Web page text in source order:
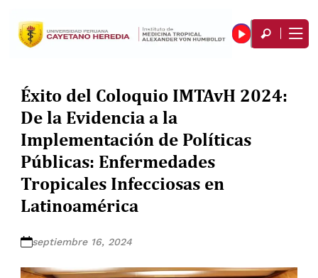
Éxito del Coloquio IMTAvH 2024:
De la Evidencia a la
Implementación de Políticas
Públicas: Enfermedades
Tropicales Infecciosas en
Latinoamérica
septiembre 16, 2024